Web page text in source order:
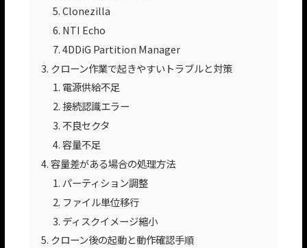
Clonezilla
NTI Echo
4DDiG Partition Manager
クローン作業で起きやすいトラブルと対策
電源供給不足
接続認識エラー
不良セクタ
容量不足
容量差がある場合の処理方法
パーティション調整
ファイル単位移行
ディスクイメージ縮小
クローン後の起動と動作確認手順